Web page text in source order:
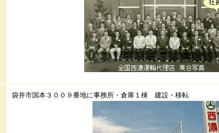
袋井市国本３００９番地に事務所・倉庫１棟 建設・移転